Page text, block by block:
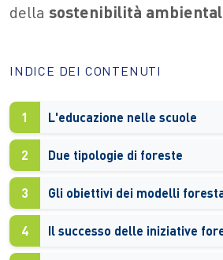
della sostenibilità
INDICE DEI CONTENUTI
1 L'educazione nelle scuole
2 Due tipologie di foreste
3 Gli obiettivi dei modelli
4 Il successo delle iniziative